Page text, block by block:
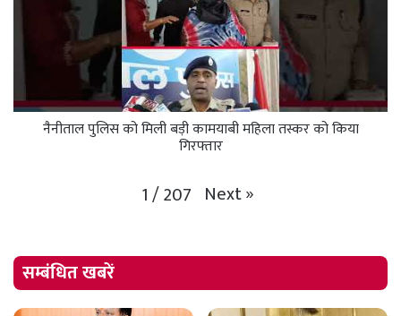
नैनीताल पुलिस को मिली बड़ी कामयाबी महिला तस्कर को किया
गिरफ्तार
1/207 Next»
सम्बंधित खबरें